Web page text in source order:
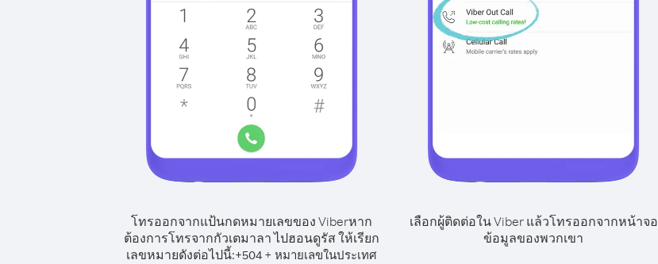
โทรออกจากแป้นกดหมายเลขของ Viberหาก
ต้องการโทรจากกัวเตมาลา ไปฮอนดูรัส ให้เรียก
เลขหมายดังต่อไปนี้:+504 + หมายเลขในประเทศ
เลือกผู้ติดต่อใน Viber แล้วโทรออกจากหน้าจอ
ข้อมูลของพวกเขา